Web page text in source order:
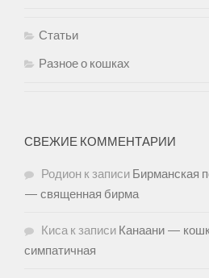
Статьи
Разное о кошках
СВЕЖИЕ КОММЕНТАРИИ
Родион к записи Бирманская
— священная бирма
Киса к записи Канаани —
симпатичная